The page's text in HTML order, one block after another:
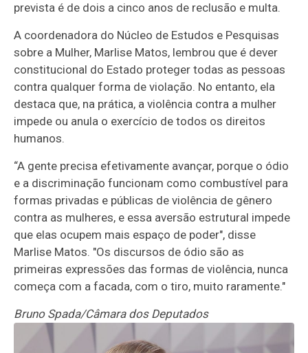
prevista é de dois a cinco anos de reclusão e multa.
A coordenadora do Núcleo de Estudos e Pesquisas
sobre a Mulher, Marlise Matos, lembrou que é dever
constitucional do Estado proteger todas as pessoas
contra qualquer forma de violação. No entanto, ela
destaca que, na prática, a violência contra a mulher
impede ou anula o exercício de todos os direitos
humanos.
“A gente precisa efetivamente avançar, porque o ódio
e a discriminação funcionam como combustível para
formas privadas e públicas de violência de gênero
contra as mulheres, e essa aversão estrutural impede
que elas ocupem mais espaço de poder", disse
Marlise Matos. "Os discursos de ódio são as
primeiras expressões das formas de violência, nunca
começa com a facada, com o tiro, muito raramente."
Bruno Spada/Câmara dos Deputados